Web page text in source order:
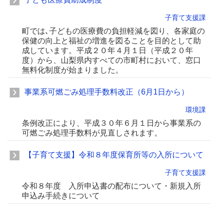
子育て支援課
町では､子どもの医療費の負担軽減を図り、各家庭の
保健の向上と福祉の増進を図ることを目的として助
成しています。平成２０年４月１日（平成２０年
度）から、山梨県内すべての市町村において、窓口
無料化制度が始まりました。
事業系可燃ごみ処理手数料改正（6月1日から）
環境課
条例改正により、平成３０年６月１日から事業系の
可燃ごみ処理手数料が見直しされます。
【子育て支援】令和８年度保育所等の入所について
子育て支援課
令和８年度 入所申込書の配布について・新規入所
申込み手続きについて